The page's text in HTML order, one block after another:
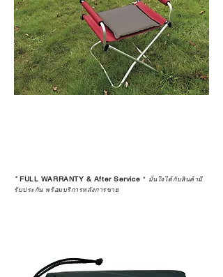
*FULL WARRANTY & After Service * มั่นใจได้กับสินค้ามี
รับประกัน พร้อมบริการหลังการขาย